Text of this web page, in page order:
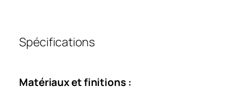
Spécifications
Matériaux et finitions :